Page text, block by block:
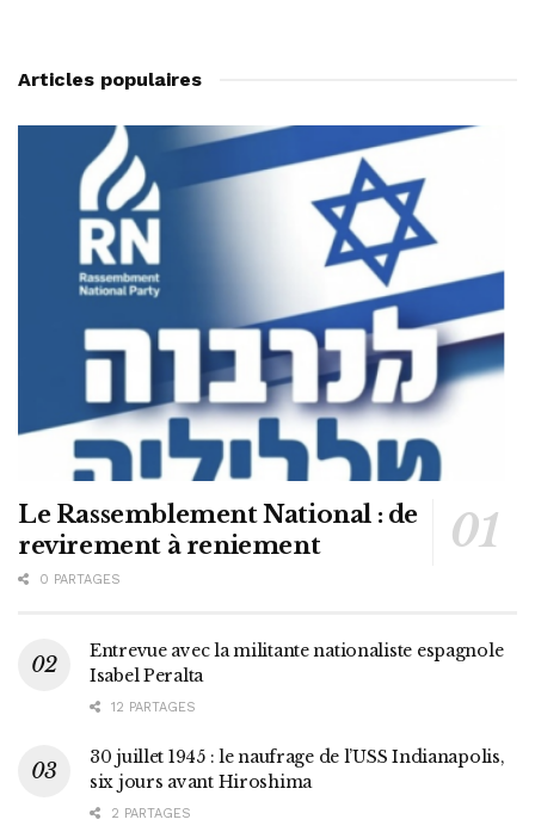
Articles populaires
Le Rassemblement National : de
revirement à reniement
0 PARTAGES
Entrevue avec la militante nationaliste espagnole
Isabel Peralta
12 PARTAGES
30 juillet 1945 : le naufrage de l’USS Indianapolis,
six jours avant Hiroshima
2 PARTAGES